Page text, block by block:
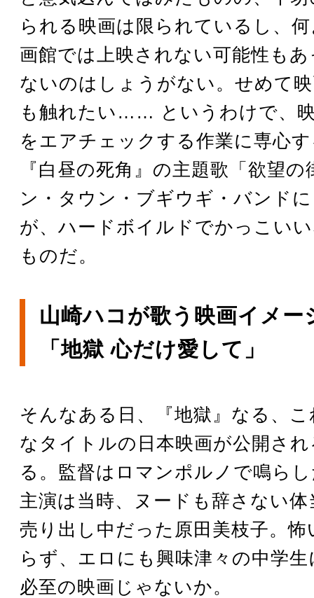
られる映画は限られているし、
画館では上映されない可能性も
ないのはしょうがない。せめて
も触れたい…… というわけで、
をエアチェックする作業に専心
『白昼の死角』の主題歌「欲望
ン・タウン・ブギウギ・バンド
が、ハードボイルドでかっこい
ものだ。
山崎ハコが歌う映画イメー
「地獄 心だけ愛して」
そんなある日、『地獄』なる、
なタイトルの日本映画が公開さ
る。監督はロマンポルノで鳴ら
主演は当時、ヌードも辞さない
売り出し中だった原田美枝子。
らず、エロにも興味津々の中学
必至の映画じゃないか。